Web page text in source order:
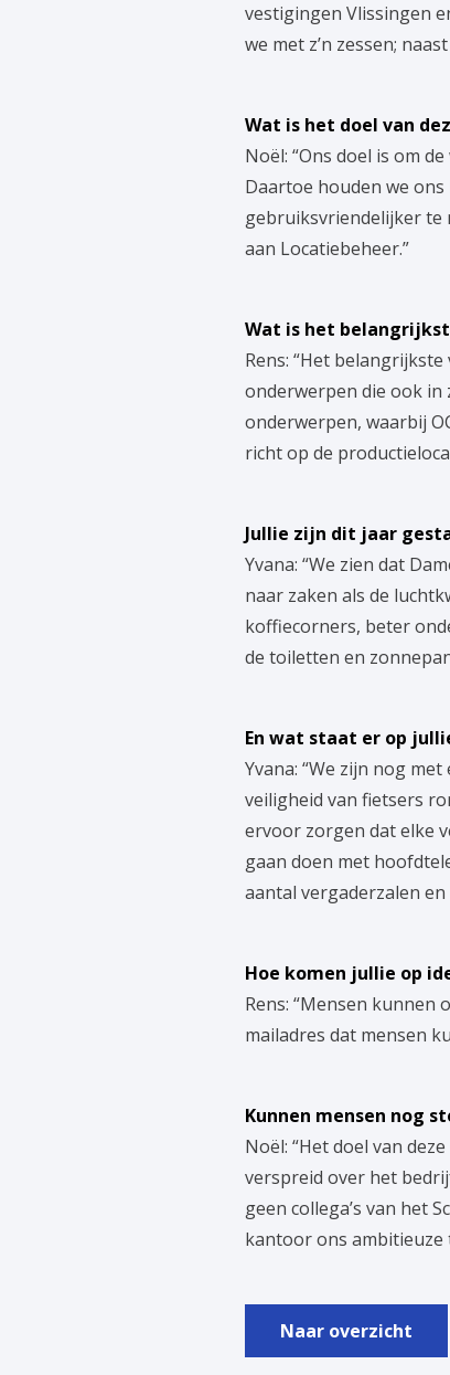
vestigingen Vlissingen
we met z’n zessen;
Wat is het doel van
Noël: “Ons doel is om
Daartoe houden we
gebruiksvriendelijker te
aan Locatiebeheer.”
Wat is het
Rens: “Het
onderwerpen die ook in
onderwerpen, waarbij
richt op de
Jullie zijn dit jaar
Yvana: “We zien dat
naar zaken als de
koffiecorners, beter
de toiletten en
En wat staat er op
Yvana: “We zijn nog
veiligheid van fietsers
ervoor zorgen dat elke
gaan doen met
aantal vergaderzalen
Hoe komen jullie op
Rens: “Mensen kunnen
mailadres dat mensen
Kunnen mensen nog
Noël: “Het doel van
verspreid over het
geen collega’s van het
kantoor ons ambitieuze
Naar overzicht